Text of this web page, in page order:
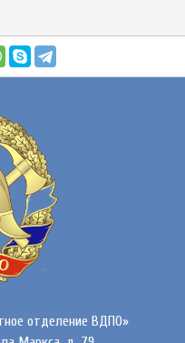
отделение ВДПО»